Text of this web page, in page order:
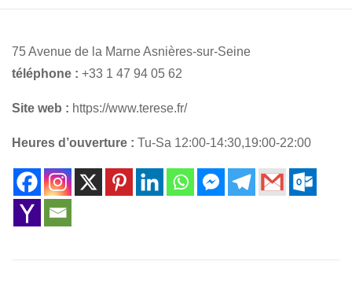
75 Avenue de la Marne Asnières-sur-Seine
téléphone : +33 1 47 94 05 62
Site web : https://www.terese.fr/
Heures d’ouverture : Tu-Sa 12:00-14:30,19:00-22:00